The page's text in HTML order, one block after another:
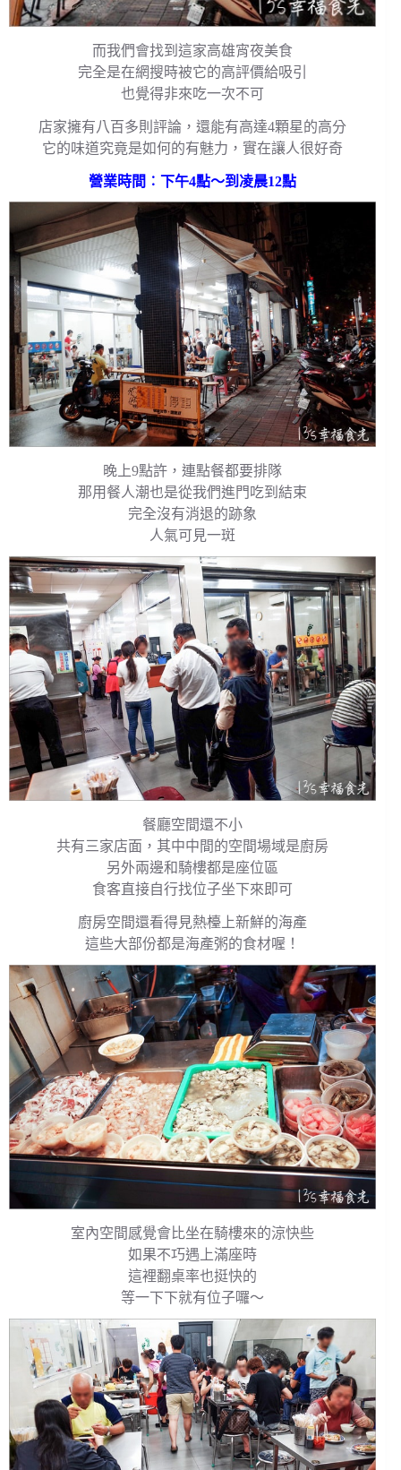
而我們會找到這家高雄宵夜美食
完全是在網搜時被它的高評價給吸引
也覺得非來吃一次不可
店家擁有八百多則評論，還能有高達4顆星的高分
它的味道究竟是如何的有魅力，實在讓人很好奇
營業時間︰下午4點～到凌晨12點
晚上9點許，連點餐都要排隊
那用餐人潮也是從我們進門吃到結束
完全沒有消退的跡象
人氣可見一斑
餐廳空間還不小
共有三家店面，其中中間的空間場域是廚房
另外兩邊和騎樓都是座位區
食客直接自行找位子坐下來即可
廚房空間還看得見熱檯上新鮮的海產
這些大部份都是海產粥的食材喔！
室內空間感覺會比坐在騎樓來的涼快些
如果不巧遇上滿座時
這裡翻桌率也挺快的
等一下下就有位子囉～